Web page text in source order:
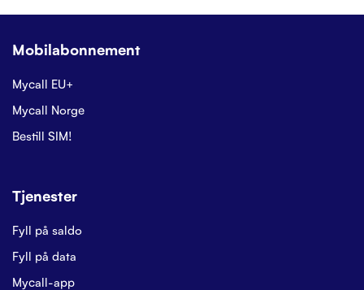
Mobilabonnement
Mycall EU+
Mycall Norge
Bestill SIM!
Tjenester
Fyll på saldo
Fyll på data
Mycall-app